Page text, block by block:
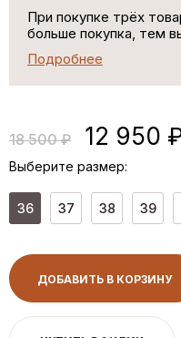
При покупке трёх
больше покупка, тем
Подробнее
18 500 ₽ 12 950
Выберите размер:
36 37 38 39
ДОБАВИТЬ В КОРЗИНУ